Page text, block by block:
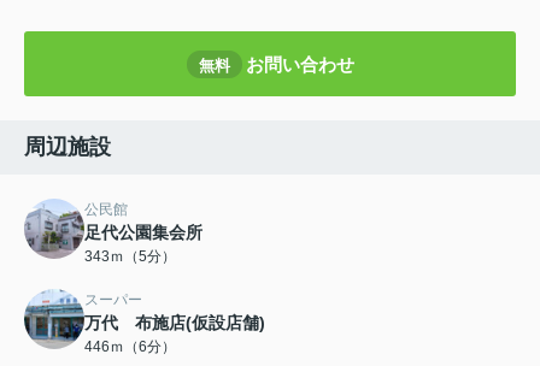
無料 お問い合わせ
周辺施設
公民館
足代公園集会所
343ｍ（5分）
スーパー
万代 布施店(仮設店舗)
446ｍ（6分）